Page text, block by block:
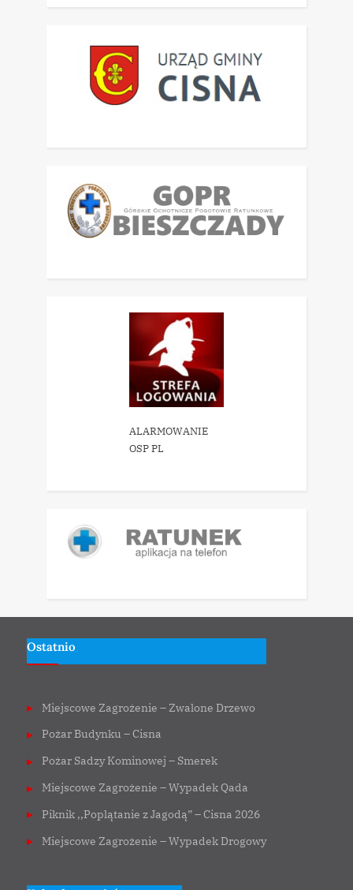
ALARMOWANIE
OSP PL
Ostatnio
Miejscowe Zagrożenie – Zwalone Drzewo
Pożar Budynku – Cisna
Pożar Sadzy Kominowej – Smerek
Miejscowe Zagrożenie – Wypadek Qada
Piknik ,,Poplątanie z Jagodą” – Cisna 2026
Miejscowe Zagrożenie – Wypadek Drogowy